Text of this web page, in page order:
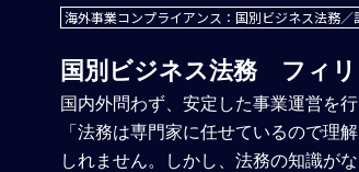
海外事業コンプライアンス：国別ビジネス法務／
国別ビジネス法務 フィ
国内外問わず、安定した事業運営を
「法務は専門家に任せているので理
しれません。しかし、法務の知識が